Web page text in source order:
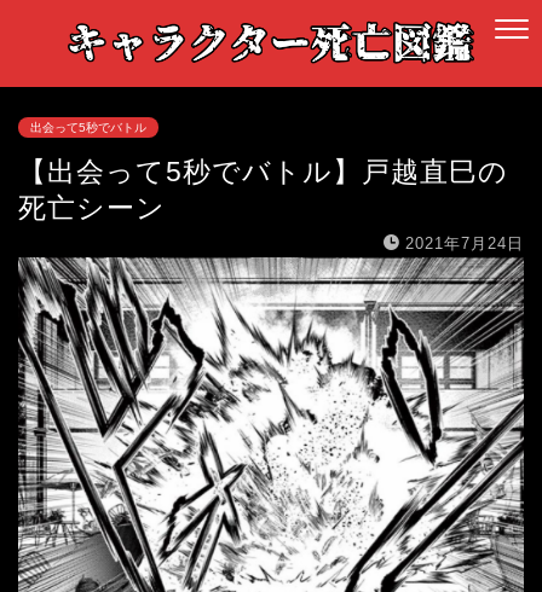
出会って5秒でバトル
【出会って5秒でバトル】戸越直巳の
死亡シーン
2021年7月24日